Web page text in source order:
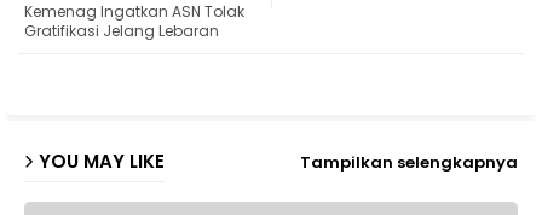
Kemenag Ingatkan ASN Tolak
Gratifikasi Jelang Lebaran
YOU MAY LIKE Tampilkan selengkapnya